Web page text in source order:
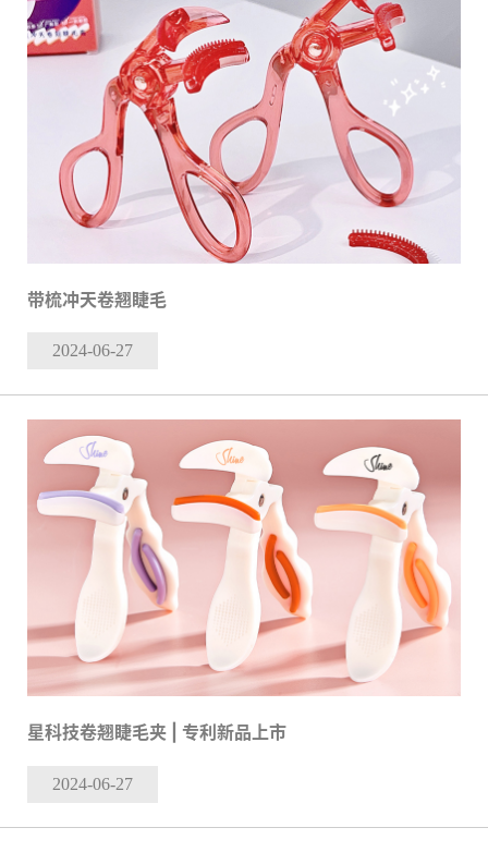
带梳冲天卷翘睫毛
2024-06-27
星科技卷翘睫毛夹 | 专利新品上市
2024-06-27